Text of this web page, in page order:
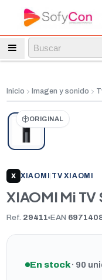
Inicio Imagen y sonido
ORIGINAL
X XIAOMI TV XIAOMI
XIAOMI Mi
Ref. 29411 EAN
En stock· 90